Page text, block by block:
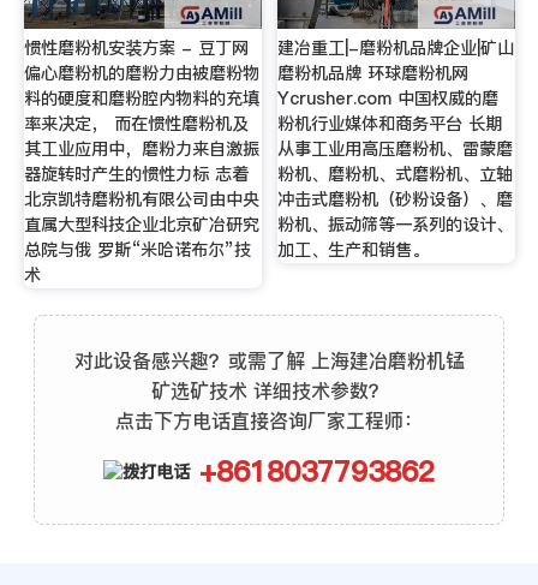
惯性磨粉机安装方案 - 豆丁网
偏心磨粉机的磨粉力由被磨粉物
料的硬度和磨粉腔内物料的充填
率来决定， 而在惯性磨粉机及
其工业应用中，磨粉力来自激振
器旋转时产生的惯性力标 志着
北京凯特磨粉机有限公司由中央
直属大型科技企业北京矿冶研究
总院与俄 罗斯“米哈诺布尔”技
术
建冶重工|-磨粉机品牌企业|矿山
磨粉机品牌 环球磨粉机网
Ycrusher.com 中国权威的磨
粉机行业媒体和商务平台 长期
从事工业用高压磨粉机、雷蒙磨
粉机、磨粉机、式磨粉机、立轴
冲击式磨粉机（砂粉设备）、磨
粉机、振动筛等一系列的设计、
加工、生产和销售。
对此设备感兴趣？或需了解 上海建冶磨粉机锰
矿选矿技术 详细技术参数？
点击下方电话直接咨询厂家工程师：
+8618037793862